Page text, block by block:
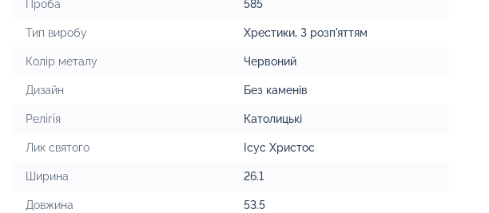
Проба 585
Тип виробу Хрестики, З розп'яттям
Колір металу Червоний
Дизайн Без каменів
Релігія Католицькі
Лик святого Ісус Христос
Ширина 26.1
Довжина 53.5